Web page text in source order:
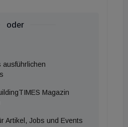
und eine Reihe
Euro Umsatz. Er
Dienstleister. „Tirol ist
auch Vorarlberg, denn
Auto, um herumzufahren“,
oder
ausführlichen
Magazin
Artikel, Jobs und Events